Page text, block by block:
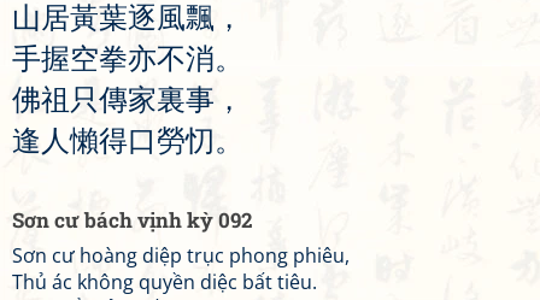
山居黃葉逐風飄 ，
手握空拳亦不消。
佛祖 只傳家裏事 ，
逢 人懶得口勞忉。
Sơn cư bách vịnh kỳ 092
Sơn cư hoàng diệp trục phong phiêu,
Thủ ác không quyền diệc bất tiêu.